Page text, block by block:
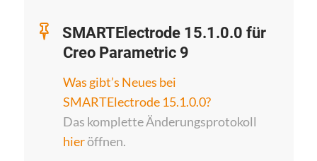
SMARTElectrode 15.1.0.0 für
Creo Parametric 9
Was gibt’s Neues bei
SMARTElectrode 15.1.0.0?
Das komplette Änderungsprotokoll
hieröffnen.